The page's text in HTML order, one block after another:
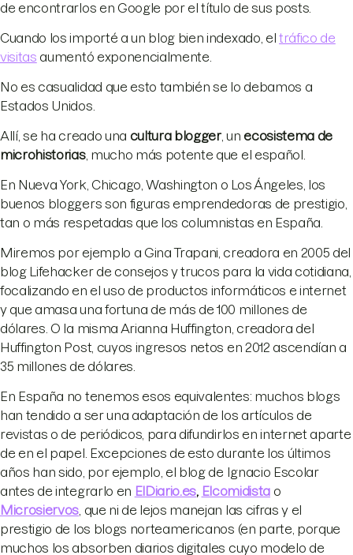
de encontrarlos en Google por el título de sus posts.
Cuando los importé a un blog bien indexado, el tráfico de
visitas aumentó exponencialmente.
No es casualidad que esto también se lo debamos a
Estados Unidos.
Allí, se ha creado una cultura blogger, un ecosistema de
microhistorias, mucho más potente que el español.
En Nueva York, Chicago, Washington o Los Ángeles, los
buenos bloggers son figuras emprendedoras de prestigio,
tan o más respetadas que los columnistas en España.
Miremos por ejemplo a Gina Trapani, creadora en 2005 del
blog Lifehacker de consejos y trucos para la vida cotidiana,
focalizando en el uso de productos informáticos e internet
y que amasa una fortuna de más de 100 millones de
dólares. O la misma Arianna Huffington, creadora del
Huffington Post, cuyos ingresos netos en 2012 ascendían a
35 millones de dólares.
En España no tenemos esos equivalentes: muchos blogs
han tendido a ser una adaptación de los artículos de
revistas o de periódicos, para difundirlos en internet aparte
de en el papel. Excepciones de esto durante los últimos
años han sido, por ejemplo, el blog de Ignacio Escolar
antes de integrarlo en ElDiario.es, Elcomidista o
Microsiervos , que ni de lejos manejan las cifras y el
prestigio de los blogs norteamericanos (en parte, porque
muchos los absorben diarios digitales cuyo modelo de